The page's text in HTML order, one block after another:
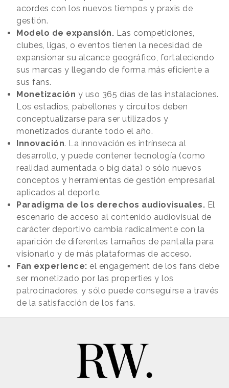
acordes con los nuevos tiempos y praxis de
gestión.
Modelo de expansión. Las competiciones,
clubes, ligas, o eventos tienen la necesidad de
expansionar su alcance geográfico, fortaleciendo
sus marcas y llegando de forma más eficiente a
sus fans.
Monetización y uso 365 días de las instalaciones.
Los estadios, pabellones y circuitos deben
conceptualizarse para ser utilizados y
monetizados durante todo el año.
Innovación. La innovación es intrínseca al
desarrollo, y puede contener tecnología (como
realidad aumentada o big data) o sólo nuevos
conceptos y herramientas de gestión empresarial
aplicados al deporte.
Paradigma de los derechos audiovisuales. El
escenario de acceso al contenido audiovisual de
carácter deportivo cambia radicalmente con la
aparición de diferentes tamaños de pantalla para
visionarlo y de más plataformas de acceso.
Fan experience: el engagement de los fans debe
ser monetizado por las properties y los
patrocinadores, y sólo puede conseguirse a través
de la satisfacción de los fans.